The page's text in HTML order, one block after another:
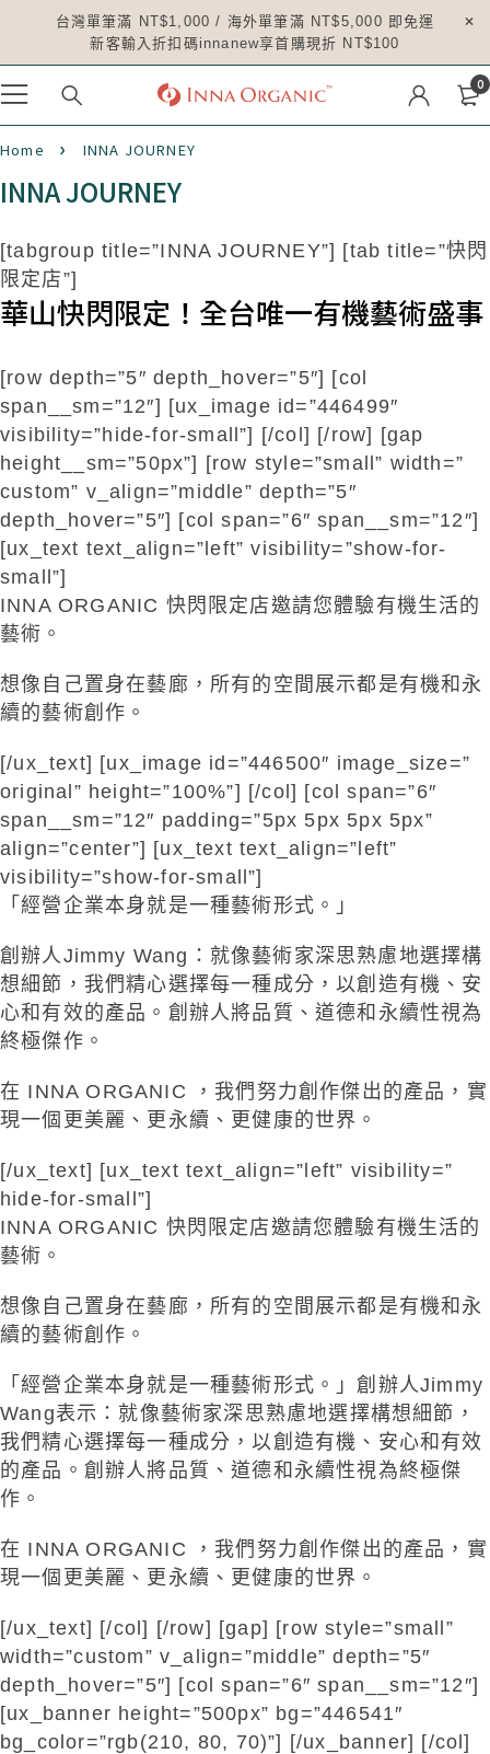
台灣單筆滿 NT$1,000 / 海外單筆滿 NT$5,000 即免運
新客輸入折扣碼innanew享首購現折 NT$100
0
Home INNA JOURNEY
INNA JOURNEY
[tabgroup title=”INNA JOURNEY”] [tab title=”快閃
限定店”]
華山快閃限定！全台唯一有機藝術盛事
[row depth=”5″ depth_hover=”5″] [col
span__sm=”12″] [ux_image id=”446499″
visibility=”hide-for-small”] [/col] [/row] [gap
height__sm=”50px”] [row style=”small” width=”
custom” v_align=”middle” depth=”5″
depth_hover=”5″] [col span=”6″ span__sm=”12″]
[ux_text text_align=”left” visibility=”show-for-
small”]
INNA ORGANIC 快閃限定店邀請您體驗有機生活的
藝術。
想像自己置身在藝廊，所有的空間展示都是有機和永
續的藝術創作。
[/ux_text] [ux_image id=”446500″ image_size=”
original” height=”100%”] [/col] [col span=”6″
span__sm=”12″ padding=”5px 5px 5px 5px”
align=”center”] [ux_text text_align=”left”
visibility=”show-for-small”]
「經營企業本身就是一種藝術形式。」
創辦人Jimmy Wang：就像藝術家深思熟慮地選擇構
想細節，我們精心選擇每一種成分，以創造有機、安
心和有效的產品。創辦人將品質、道德和永續性視為
終極傑作。
在 INNA ORGANIC ，我們努力創作傑出的產品，實
現一個更美麗、更永續、更健康的世界。
[/ux_text] [ux_text text_align=”left” visibility=”
hide-for-small”]
INNA ORGANIC 快閃限定店邀請您體驗有機生活的
藝術。
想像自己置身在藝廊，所有的空間展示都是有機和永
續的藝術創作。
「經營企業本身就是一種藝術形式。」創辦人Jimmy
Wang表示：就像藝術家深思熟慮地選擇構想細節，
我們精心選擇每一種成分，以創造有機、安心和有效
的產品。創辦人將品質、道德和永續性視為終極傑
作。
在 INNA ORGANIC ，我們努力創作傑出的產品，實
現一個更美麗、更永續、更健康的世界。
[/ux_text] [/col] [/row] [gap] [row style=”small”
width=”custom” v_align=”middle” depth=”5″
depth_hover=”5″] [col span=”6″ span__sm=”12″]
[ux_banner height=”500px” bg=”446541″
bg_color=”rgb(210, 80, 70)”] [/ux_banner] [/col]